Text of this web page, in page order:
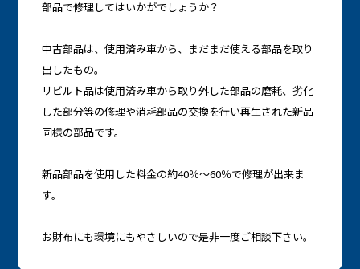
部品で修理してはいかがでしょうか？
中古部品は、使用済み車から、まだまだ使える部品を取り
出したもの。
リビルト品は使用済み車から取り外した部品の磨耗、劣化
した部分等の修理や消耗部品の交換を行い再生された新品
同様の部品です。
新品部品を使用した料金の約40％～60％で修理が出来ま
す。
お財布にも環境にもやさしいので是非一度ご相談下さい。